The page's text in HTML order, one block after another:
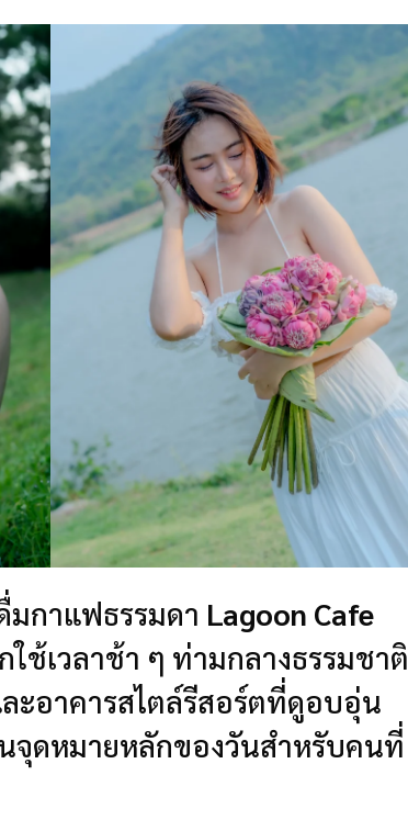
มกาแฟธรรมดา Lagoon Cafe
ช้เวลาช้า ๆ ท่ามกลางธรรมชาติ
ะอาคารสไตล์รีสอร์ตที่ดูอบอุ่น
จุดหมายหลักของวันสำหรับคนที่